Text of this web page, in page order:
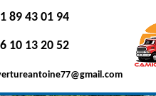
89 43 01 94
10 13 20 52